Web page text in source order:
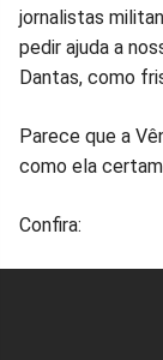
jornalistas
pedir ajuda a
Dantas, como
Parece que a
como ela
Confira: